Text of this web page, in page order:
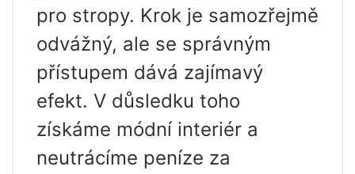
pro stropy. Krok je samozřejmě
odvážný, ale se správným
přístupem dává zajímavý
efekt. V důsledku toho
získáme módní interiér a
neutrácíme peníze za